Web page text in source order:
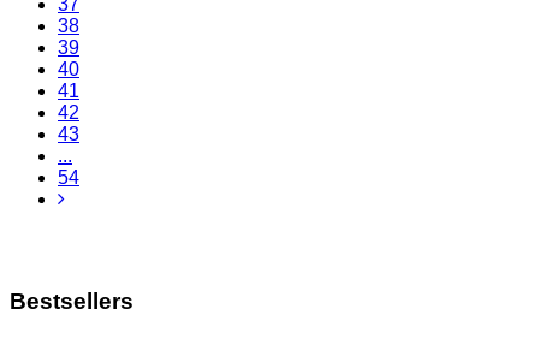
37
38
39
40
41
42
43
...
54
Bestsellers